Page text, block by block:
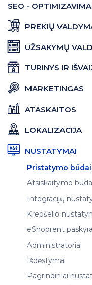
SEO -
PREKIŲ
UŽSAKYMŲ
TURINYS IR
MARKETINGAS
ATASKAITOS
LOKALIZACIJA
NUSTATYMAI
Pristatymo būdai
Atsiskaitymo
Integracijų
Krepšelio
eShoprent paskyra
Administratoriai
Išdėstymai
Pagrindiniai